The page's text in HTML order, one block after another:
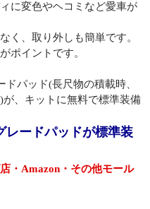
に変色やヘコミなど愛車が
く、取り外しも簡単です。
ポイントです。
パッド(長尺物の積載時、
、キットに無料で標準装備
レードパッドが標準装
・Amazon・その他モール